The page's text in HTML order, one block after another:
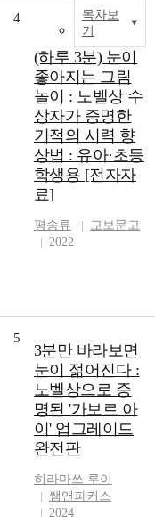
목차보
기
4
(하루 3분) 눈이
좋아지는 그림
놀이 : 노벨상 수
상자가 증명한
기적의 시력 향
상법 : 유아·초등
학생용 [전자자
료]
평송류
교보문고
2022
5
3분만 바라보면
눈이 젊어진다 :
노벨상으로 증
명된 '가보르 아
이' 업그레이드
완전판
히라마쓰 루이
쌤앤파커스
2024